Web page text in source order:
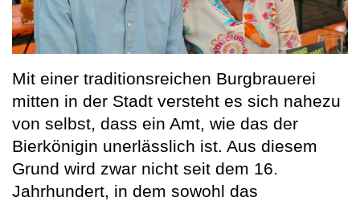
Mit einer traditionsreichen Burgbrauerei
mitten in der Stadt versteht es sich nahezu
von selbst, dass ein Amt, wie das der
Bierkönigin unerlässlich ist. Aus diesem
Grund wird zwar nicht seit dem 16.
Jahrhundert, in dem sowohl das